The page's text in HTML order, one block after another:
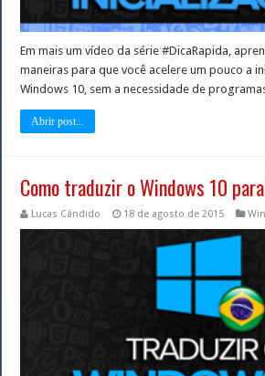
Em mais um vídeo da série #DicaRapida,
maneiras para que você acelere um pouco a
Windows 10, sem a necessidade de
Abrir post...
Como traduzir o Windows 10
Lucas Cândido 18 de agosto de 2015